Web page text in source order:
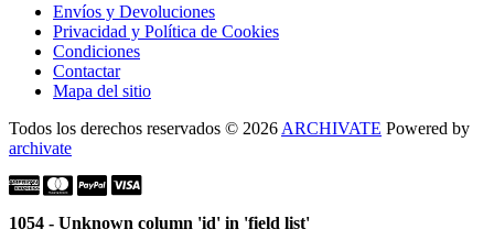
Envíos y Devoluciones
Privacidad y Política de Cookies
Condiciones
Contactar
Mapa del sitio
Todos los derechos reservados © 2026 ARCHIVATE Powered by
archivate
1054 - Unknown column 'id' in 'field list'